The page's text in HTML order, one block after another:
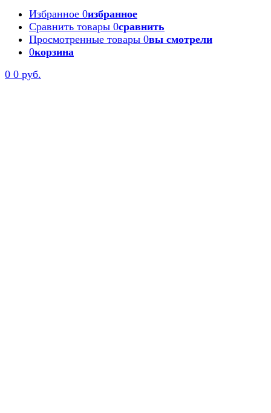
Избранное 0избранное
Сравнить товары 0сравнить
Просмотренные товары 0вы смотрели
0корзина
0 0 руб.